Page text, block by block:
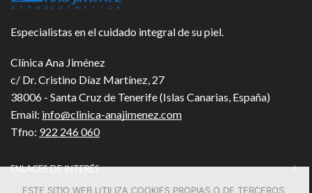
Especialistas en el cuidado integral de su piel.
Clínica Ana Jiménez
c/ Dr. Cristino Díaz Martínez, 27
38006 - Santa Cruz de Tenerife (Islas Canarias, España)
Email: info@clinica-anajimenez.com
Tfno: 922 246 060
ENLACES DE INTERÉS
ESTE SITIO WEB UTILIZA COOKIES PROPIAS O DE TERCEROS